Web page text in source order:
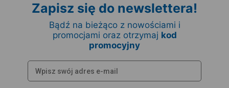
Zapisz się do newslettera!
Bądź na bieżąco z nowościami i
promocjami oraz otrzymaj kod
promocyjny